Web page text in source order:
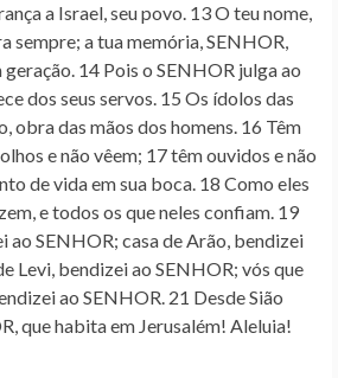
a Israel, seu povo. 13O teu nome,
sempre; a tua memória, SENHOR,
geração. 14 Pois o SENHOR julga ao
dos seus servos. 15 Os ídolos das
obra das mãos dos homens. 16 Têm
e não vêem; 17 têm ouvidos e não
de vida em sua boca. 18 Como eles
e todos os que neles confiam. 19
ao SENHOR; casa de Arão, bendizei
Levi, bendizei ao SENHOR; vós que
ao SENHOR. 21 Desde Sião
que habita em Jerusalém! Aleluia!